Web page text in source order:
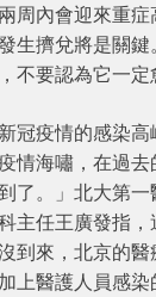
周內會迎來重
生擠兌將是關
不要認為它一定
新冠疫情的感染
情海嘯，在過
了。」北大第
主任王廣發指
到來，北京的
上醫護人員感